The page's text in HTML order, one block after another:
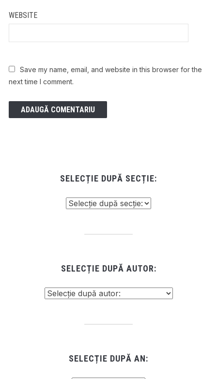
WEBSITE
Save my name, email, and website in this browser for the
next time I comment.
SELECȚIE DUPĂ SECȚIE:
SELECȚIE DUPĂ AUTOR:
SELECȚIE DUPĂ AN: